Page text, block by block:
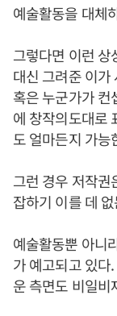
예술활동을 대체
그렇다면 이런 상
대신 그려준 이가
혹은 누군가가 컨
에 창작의도대로
도 얼마든지 가능
그런 경우 저작권
잡하기 이를 데
예술활동뿐 아니
가 예고되고 있다
운 측면도 비일비